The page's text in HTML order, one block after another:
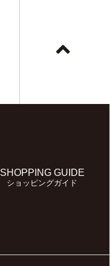
SHOPPING GUIDE
ショッピングガイド